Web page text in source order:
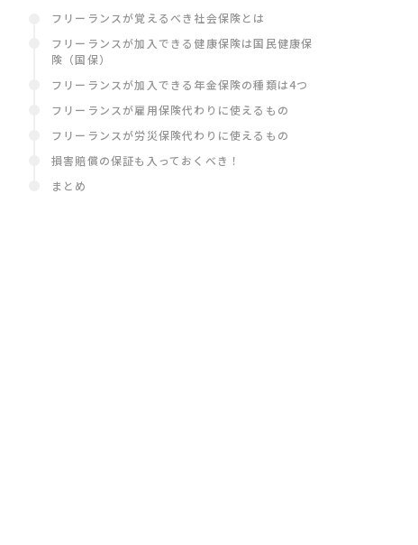
フリーランスが覚えるべき社会保険とは
フリーランスが加入できる健康保険は国民健康保
険（国保）
フリーランスが加入できる年金保険の種類は4つ
フリーランスが雇用保険代わりに使えるもの
フリーランスが労災保険代わりに使えるもの
損害賠償の保証も入っておくべき！
まとめ